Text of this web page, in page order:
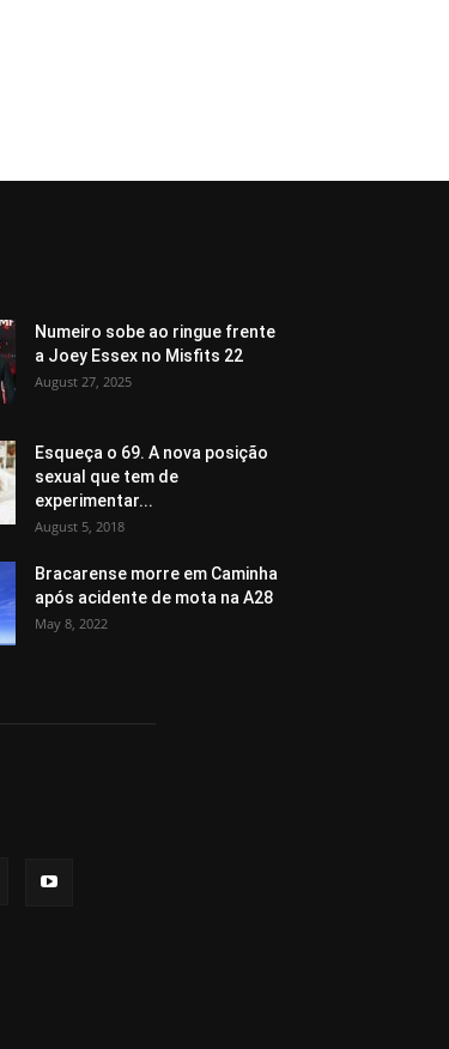
Numeiro sobe ao ringue frente
a Joey Essex no Misfits 22
August 27, 2025
Esqueça o 69. A nova posição
sexual que tem de
experimentar...
August 5, 2018
Bracarense morre em Caminha
após acidente de mota na A28
May 8, 2022